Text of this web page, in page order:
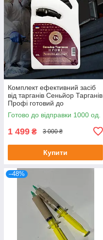
Комплект ефективний засіб
від тарганів Сеньйор Тарганів
Профі готовий до
застосування 5л + ловушка-
капкан
Готово до відправки 1000 од.
1 499 ₴ 3 000 ₴
Купити
–48%